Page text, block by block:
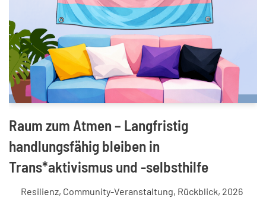
Raum zum Atmen – Langfristig
handlungsfähig bleiben in
Trans*aktivismus und -selbsthilfe
Resilienz, Community-Veranstaltung, Rückblick, 2026